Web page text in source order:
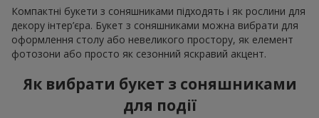
Компактні букети з соняшниками підходять і як рослини для
декору інтер’єра. Букет з соняшниками можна вибрати для
оформлення столу або невеликого простору, як елемент
фотозони або просто як сезонний яскравий акцент.
Як вибрати букет з соняшниками
для події